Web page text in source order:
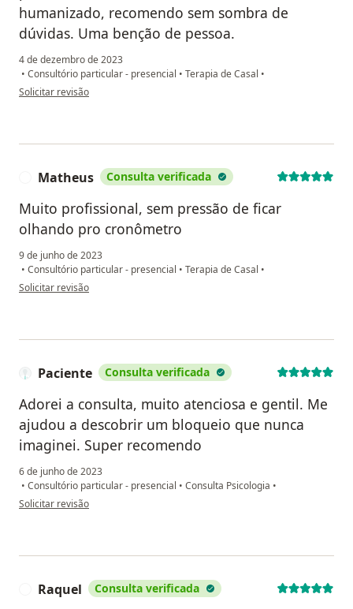
humanizado, recomendo sem sombra de
dúvidas. Uma benção de pessoa.
4 de dezembro de 2023
• Consultório particular - presencial • Terapia de Casal •
na opinião do utilizador Fernanda Almeida
Solicitar revisão
Matheus Consulta verificada
Muito profissional, sem pressão de ficar
olhando pro cronômetro
9 de junho de 2023
• Consultório particular - presencial • Terapia de Casal •
na opinião do utilizador Matheus
Solicitar revisão
Paciente Consulta verificada
Adorei a consulta, muito atenciosa e gentil. Me
ajudou a descobrir um bloqueio que nunca
imaginei. Super recomendo
6 de junho de 2023
• Consultório particular - presencial • Consulta Psicologia •
na opinião do utilizador Paciente
Solicitar revisão
Raquel Consulta verificada